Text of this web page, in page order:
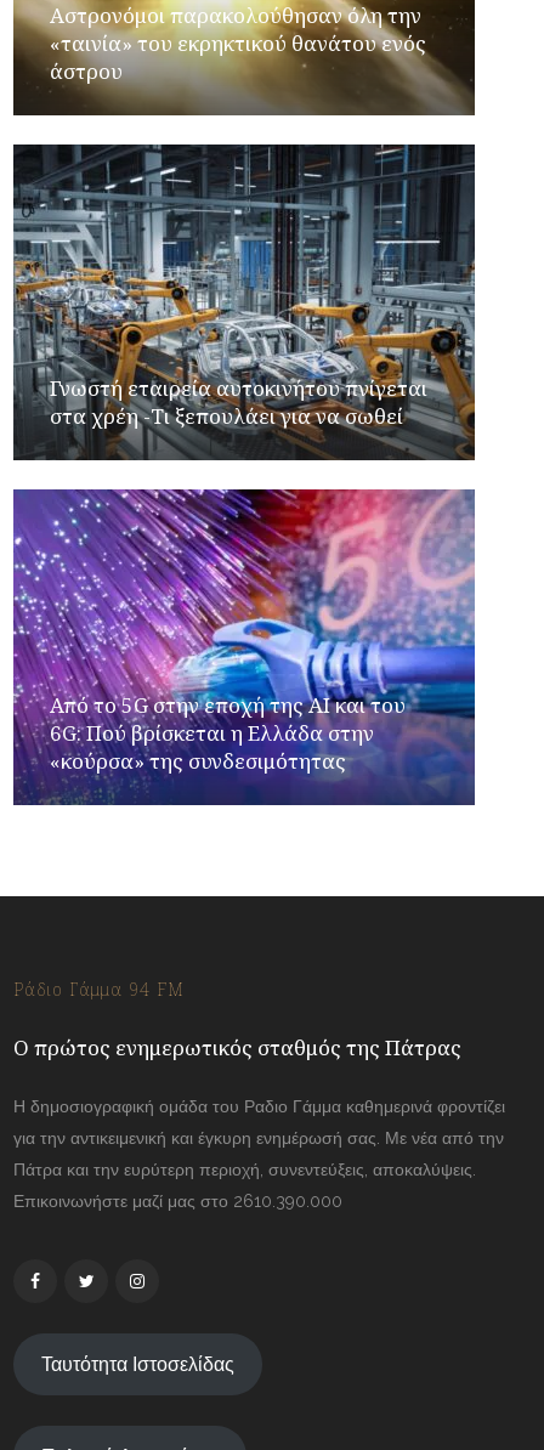
Αστρονόμοι παρακολούθησαν όλη την
«ταινία» του εκρηκτικού θανάτου ενός
άστρου
Γνωστή εταιρεία αυτοκινήτου πνίγεται
στα χρέη -Τι ξεπουλάει για να σωθεί
Από το 5G στην εποχή της AI και του
6G: Πού βρίσκεται η Ελλάδα στην
«κούρσα» της συνδεσιμότητας
Ράδιο Γάμμα 94 FM
Ο πρώτος ενημερωτικός σταθμός της Πάτρας
Η δημοσιογραφική ομάδα του Ραδιο Γάμμα καθημερινά φροντίζει
για την αντικειμενική και έγκυρη ενημέρωσή σας. Με νέα από την
Πάτρα και την ευρύτερη περιοχή, συνεντεύξεις, αποκαλύψεις.
Επικοινωνήστε μαζί μας στο 2610.390.000
Ταυτότητα Ιστοσελίδας